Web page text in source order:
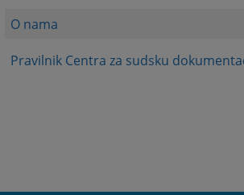
O nama
Pravilnik Centra za sudsku